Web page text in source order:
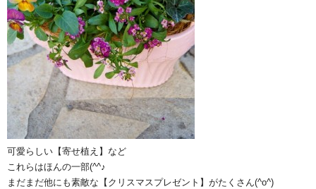
可愛らしい【寄せ植え】など
これらはほんの一部(^^♪
まだまだ他にも素敵な【クリスマスプレゼント】がたくさん(^o^)